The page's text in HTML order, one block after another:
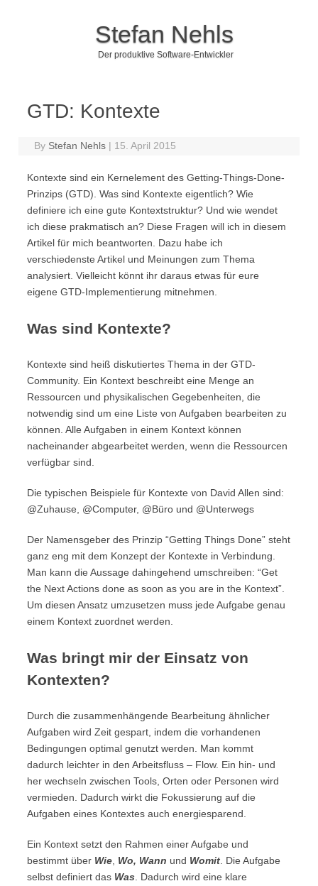
Stefan Nehls
Der produktive Software-Entwickler
GTD: Kontexte
By Stefan Nehls | 15. April 2015
Kontexte sind ein Kernelement des Getting-Things-Done-
Prinzips (GTD). Was sind Kontexte eigentlich? Wie
definiere ich eine gute Kontextstruktur? Und wie wendet
ich diese prakmatisch an? Diese Fragen will ich in diesem
Artikel für mich beantworten. Dazu habe ich
verschiedenste Artikel und Meinungen zum Thema
analysiert. Vielleicht könnt ihr daraus etwas für eure
eigene GTD-Implementierung mitnehmen.
Was sind Kontexte?
Kontexte sind heiß diskutiertes Thema in der GTD-
Community. Ein Kontext beschreibt eine Menge an
Ressourcen und physikalischen Gegebenheiten, die
notwendig sind um eine Liste von Aufgaben bearbeiten zu
können. Alle Aufgaben in einem Kontext können
nacheinander abgearbeitet werden, wenn die Ressourcen
verfügbar sind.
Die typischen Beispiele für Kontexte von David Allen sind:
@Zuhause, @Computer, @Büro und @Unterwegs
Der Namensgeber des Prinzip “Getting Things Done” steht
ganz eng mit dem Konzept der Kontexte in Verbindung.
Man kann die Aussage dahingehend umschreiben: “Get
the Next Actions done as soon as you are in the Kontext”.
Um diesen Ansatz umzusetzen muss jede Aufgabe genau
einem Kontext zuordnet werden.
Was bringt mir der Einsatz von
Kontexten?
Durch die zusammenhängende Bearbeitung ähnlicher
Aufgaben wird Zeit gespart, indem die vorhandenen
Bedingungen optimal genutzt werden. Man kommt
dadurch leichter in den Arbeitsfluss – Flow. Ein hin- und
her wechseln zwischen Tools, Orten oder Personen wird
vermieden. Dadurch wirkt die Fokussierung auf die
Aufgaben eines Kontextes auch energiesparend.
Ein Kontext setzt den Rahmen einer Aufgabe und
bestimmt über Wie Wo, Wann und Womit . Die Aufgabe
selbst definiert das Was . Dadurch wird eine klare